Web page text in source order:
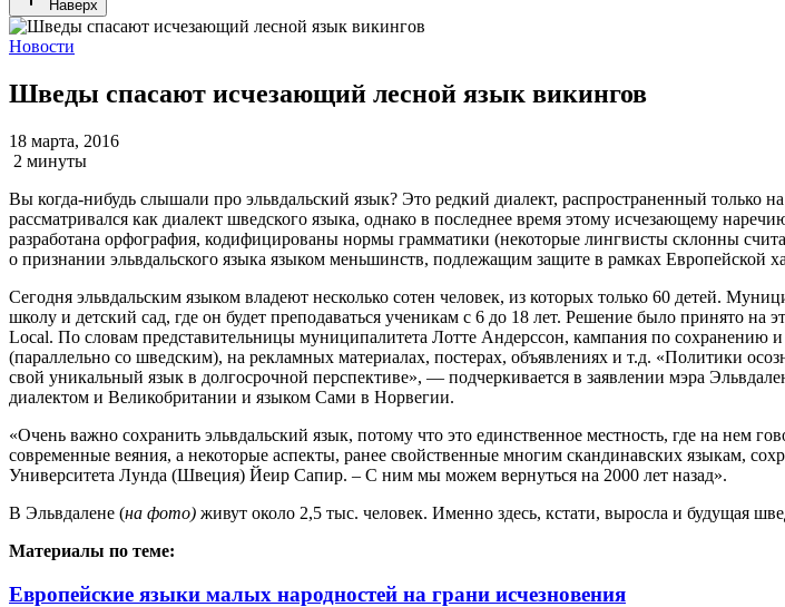
Наверх
Новости
Шведы спасают исчезающий лесной язык викингов
18 марта, 2016
2 минуты
Вы когда-нибудь слышали про эльвдальский язык? Это редкий диалект, распространенный только
рассматривался как диалект шведского языка, однако в последнее время этому исчезающему
разработана орфография, кодифицированы нормы грамматики (некоторые лингвисты склонны
о признании эльвдальского языка языком меньшинств, подлежащим защите в рамках Европейской
Сегодня эльвдальским языком владеют несколько сотен человек, из которых только 60 детей.
школу и детский сад, где он будет преподаваться ученикам с 6 до 18 лет. Решение было принято на
Local. По словам представительницы муниципалитета Лотте Андерссон, кампания по сохранению и
(параллельно со шведским), на рекламных материалах, постерах, объявлениях и т.д. «Политики
свой уникальный язык в долгосрочной перспективе», — подчеркивается в заявлении мэра
диалектом и Великобритании и языком Сами в Норвегии.
«Очень важно сохранить эльвдальский язык, потому что это единственное местность, где на нем
современные веяния, а некоторые аспекты, ранее свойственные многим скандинавских языкам,
Университета Лунда (Швеция) Йеир Сапир. – С ним мы можем вернуться на 2000 лет назад».
В Эльвдалене (на фото) живут около 2,5 тыс. человек. Именно здесь, кстати, выросла и будущая
Материалы по теме:
Европейские языки малых народностей на грани исчезновения